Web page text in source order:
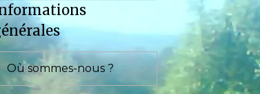
Où sommes-nous ?